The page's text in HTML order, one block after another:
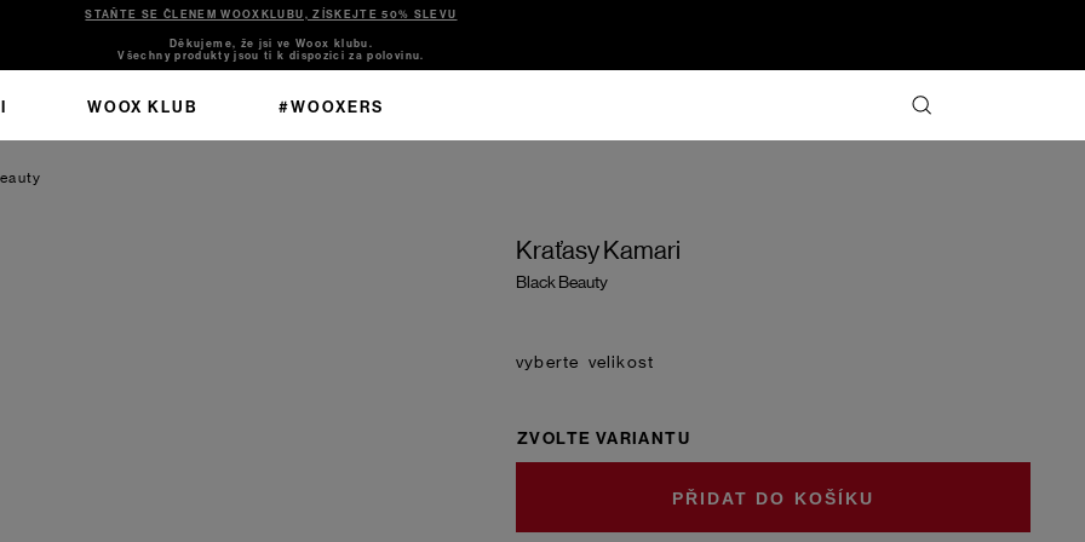
STAŇTE SE ČLENEM WOOXKLUBU, ZÍSKEJTE 50% SLEVU
Děkujeme, že jsi ve Woox klubu.
Všechny produkty jsou ti k dispozici za polovinu.
WOOX KLUB #WOOXERS
Kraťasy Kamari
Black Beauty
velikost
ZVOLTE VARIANTU
DO KOŠÍKU